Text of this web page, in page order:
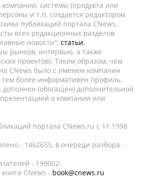
системы (продукта или
и т.п. создается редактором
публикаций портала CNews.
всех редакционных разделов
новости", статьи,
рынков, интервью, а также
проектов). Таким образом, чем
CNews было с именем компании
тем более информативен профиль.
(обогащен) дополнительной
о компании или
портала CNews.ru c 11.1998
- 1462655, в очереди разбора -
- 199002.
CNews - book@cnews.ru